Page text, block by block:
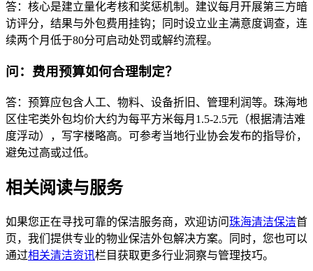
答：核心是建立量化考核和奖惩机制。建议每月开展第三方暗
访评分，结果与外包费用挂钩；同时设立业主满意度调查，连
续两个月低于80分可启动处罚或解约流程。
问：费用预算如何合理制定？
答：预算应包含人工、物料、设备折旧、管理利润等。珠海地
区住宅类外包均价大约为每平方米每月1.5-2.5元（根据清洁难
度浮动），写字楼略高。可参考当地行业协会发布的指导价，
避免过高或过低。
相关阅读与服务
如果您正在寻找可靠的保洁服务商，欢迎访问珠海清洁保洁首
页，我们提供专业的物业保洁外包解决方案。同时，您也可以
通过相关清洁资讯栏目获取更多行业洞察与管理技巧。